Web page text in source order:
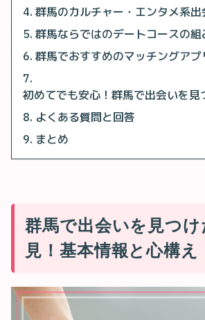
群馬のカルチャー・エンタメ系
群馬ならではのデートコースの組
群馬でおすすめのマッチングアプ
初めてでも安心！群馬で出会いを見
よくある質問と回答
まとめ
群馬で出会いを見つ
見！基本情報と心構え